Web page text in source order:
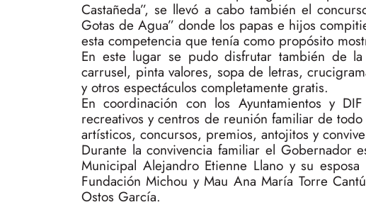
Castañeda”, se llevó a cabo también el
Gotas de Agua” donde los papas e hijos
esta competencia que tenía como propósito
En este lugar se pudo disfrutar también de
carrusel, pinta valores, sopa de letras,
y otros espectáculos completamente gratis.
En coordinación con los Ayuntamientos y
recreativos y centros de reunión familiar de
artísticos, concursos, premios, antojitos y
Durante la convivencia familiar el Gobernador
Municipal Alejandro Etienne Llano y su
Fundación Michou y Mau Ana María Torre
Ostos García.